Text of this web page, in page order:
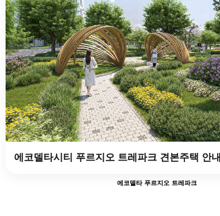
에코델타시티 푸르지오 트레파크 견본주택 안내
에코델타 푸르지오 트레파크